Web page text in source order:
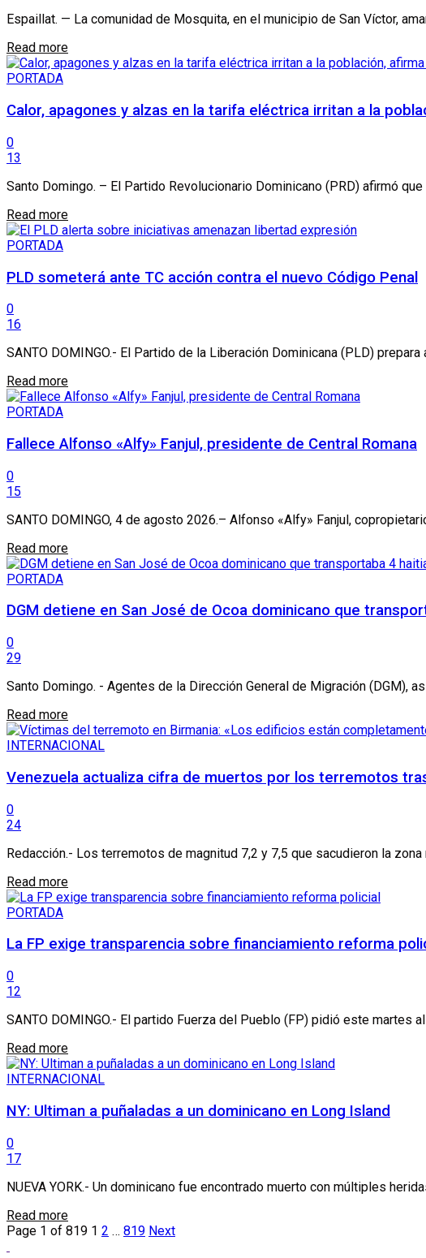
Espaillat. — La comunidad de Mosquita, en el municipio de San Víctor,
Read moreDetails
PORTADA
Calor, apagones y alzas en la tarifa eléctrica irritan a la
0
13
Santo Domingo. – El Partido Revolucionario Dominicano (PRD) afirmó
Read moreDetails
PORTADA
PLD someterá ante TC acción contra el nuevo Código Penal
0
16
SANTO DOMINGO.- El Partido de la Liberación Dominicana (PLD)
Read moreDetails
PORTADA
Fallece Alfonso «Alfy» Fanjul, presidente de Central Romana
0
15
SANTO DOMINGO, 4 de agosto 2026.– Alfonso «Alfy» Fanjul,
Read moreDetails
PORTADA
DGM detiene en San José de Ocoa dominicano que
0
29
Santo Domingo. - Agentes de la Dirección General de Migración (DGM),
Read moreDetails
INTERNACIONAL
Venezuela actualiza cifra de muertos por los terremotos
0
24
Redacción.- Los terremotos de magnitud 7,2 y 7,5 que sacudieron la
Read moreDetails
PORTADA
La FP exige transparencia sobre financiamiento reforma
0
12
SANTO DOMINGO.- El partido Fuerza del Pueblo (FP) pidió este martes
Read moreDetails
INTERNACIONAL
NY: Ultiman a puñaladas a un dominicano en Long Island
0
17
NUEVA YORK.- Un dominicano fue encontrado muerto con múltiples
Read moreDetails
Page 1 of 819 1 2 … 819 Next